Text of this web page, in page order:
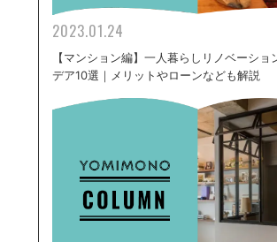
2023.01.24
【マンション編】一人暮らしリノベーショ
デア10選｜メリットやローンなども解説